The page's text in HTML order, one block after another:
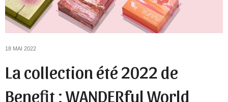
18 MAI 2022
La collection été 2022 de
Benefit : WANDERful World